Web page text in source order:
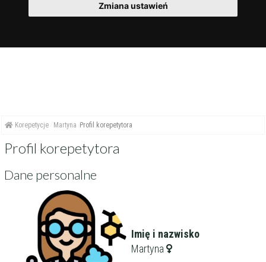
Zmiana ustawień
Korepetycje Martyna Profil korepetytora
Profil korepetytora
Dane personalne
Imię i nazwisko
Martyna